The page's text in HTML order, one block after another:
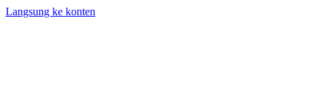
Langsung ke konten